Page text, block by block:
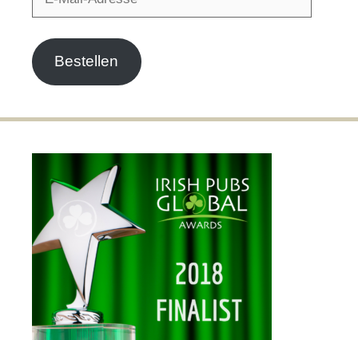
Bestellen